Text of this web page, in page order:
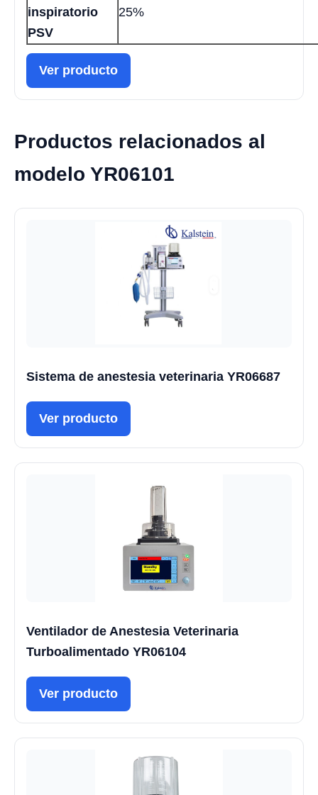
inspiratorio
PSV
25%
Ver producto
Productos relacionados al
modelo YR06101
Sistema de anestesia veterinaria YR06687
Ver producto
Ventilador de Anestesia Veterinaria
Turboalimentado YR06104
Ver producto